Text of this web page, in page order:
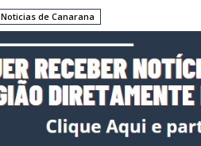
Noticias de Canarana